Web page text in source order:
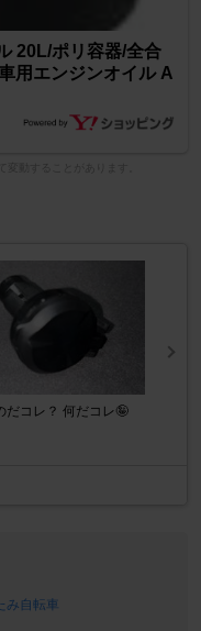
20L/ポリ容器/全合
用エンジンオイル A
だコレ？ 何だコレ🤪
み自転車